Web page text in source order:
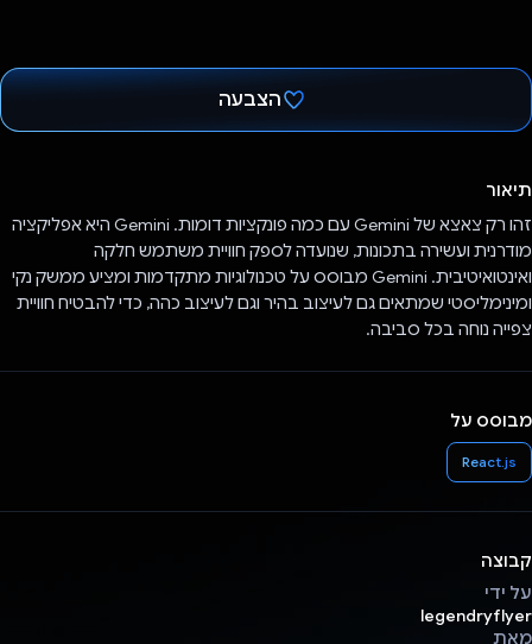
הצבעה
תיאור
זהו רק צאצא של Gemini עם כמה פונקציות דומות. Gemini היא אפליקציה
מודרנית ועשירה בתכונות, שנועדה לספק חוויית משתמש חלקה
ואינטואיטיבית. Gemini מבוסס על טכנולוגיות מתקדמות ומציע ממשק נקי
ומינימליסטי שמתאים גם לעיצוב בהיר וגם לעיצוב כהה, כדי להבטיח חוויית
צפייה נוחה בכל סביבה.
מבוסס על
React.js
קבוצה
על ידי
legendryflyer
מאת